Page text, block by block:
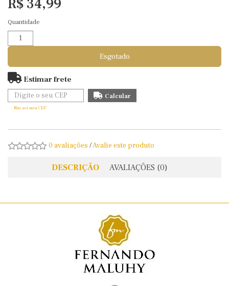
R$ 34,99
Quantidade
Esgotado
Estimar frete
Não sei meu CEP
0 avaliações /Avalie este produto
DESCRIÇÃO AVALIAÇÕES (0)